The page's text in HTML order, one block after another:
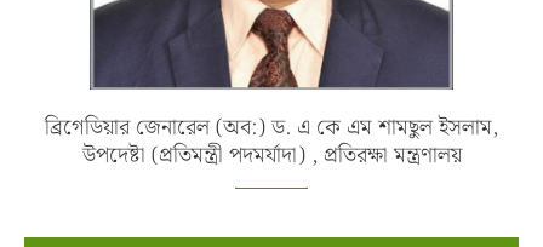
ব্রিগেডিয়ার জেনারেল (অব:) ড. এ কে এম শামছুল ইসলাম,
উপদেষ্টা (প্রতিমন্ত্রী পদমর্যাদা) , প্রতিরক্ষা মন্ত্রণালয়